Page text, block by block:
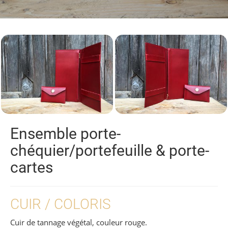
Ensemble porte-
chéquier/portefeuille & porte-
cartes
CUIR / COLORIS
Cuir de tannage végétal, couleur rouge.